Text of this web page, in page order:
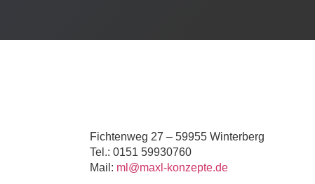
Fichtenweg 27 – 59955 Winterberg
Tel.: 0151 59930760
Mail: ml@maxl-konzepte.de